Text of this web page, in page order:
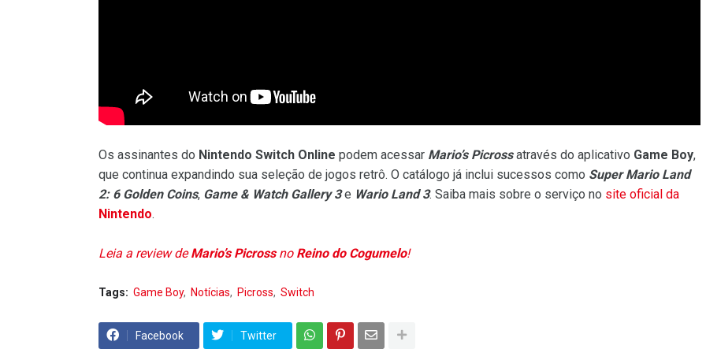
Os assinantes do Nintendo Switch Online podem acessar Mario’s Picrossatravés do aplicativo Game Boy,
que continua expandindo sua seleção de jogos retrô. O catálogo já inclui sucessos como Super Mario Land
2: 6 Golden Coins, Game & Watch Gallery 3e Wario Land 3. Saiba mais sobre o serviço no site oficial da
Nintendo.
Leia a review deMario’s Picrossno Reino do Cogumelo!
Tags: Game Boy Notícias Picross Switch
Facebook Twitter